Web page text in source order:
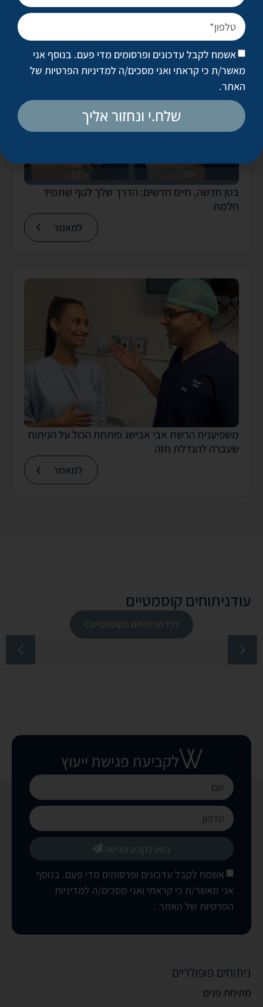
אולי יעניין אותך
בטן חדשה, חיים חדשים: הדרך שלך לגוף שתמיד
חלמת
למאמר
משפיענית הרשת אבי אבישג פותחת הכול על הניתוח
שעברה להגדלת חזה
למאמר
עודניתוחים קוסמטיים
לכל הניתוחים הקוסמטיים
לקביעת פגישת ייעוץ
אשמח לקבל עדכונים ופרסומים מדי פעם. בנוסף
אני מאשר/ת כי קראתי ואני מסכים/ה למדיניות
הפרטיות של האתר .
בואו נקבע פגישה
ניתוחים פופולריים
מתיחת פנים
אשמח לקבל עדכונים ופרסומים מדי פעם. בנוסף אני
מאשר/ת כי קראתי ואני מסכים/ה למדיניות הפרטיות של
האתר.
שלח.י ונחזור אליך